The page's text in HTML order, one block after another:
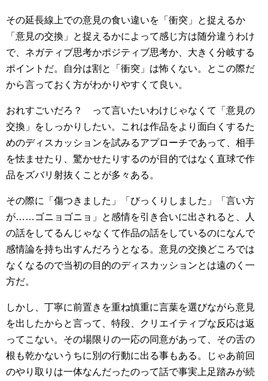
その延長線上での意見の食い違いを「衝突」と捉えるか
「意見の交換」と捉えるかによって感じ方は随分違うわけ
で、ネガティブ思考かポジティブ思考か、大きく分岐する
ポイントだ。自分は割と「衝突」は怖くない。とこの際だ
から言っておく方がわかりやすくて良い。
おれすごいだろ？ って言いたいわけじゃなくて「意見の
交換」をしっかりしたい。これは作品をより面白くするた
めのディスカッションを試みるアプローチであって、相手
を怯ませたり、驚かせたりするのが目的ではなく直球で作
品をズバリ射抜くことが多々ある。
その際に「傷つきました」「びっくりしました」「言い方
が……ゴニョゴニョ」と感情を引き合いに出されると、人
の話をしてるんじゃなくて作品の話をしているのになんで
感情論を持ち出すんだろうとなる。意見の交換どころでは
なくなるので当初の目的のディスカッションとは遠のく一
方だ。
しかし、丁寧に前置きを重ね慎重に言葉を選びながら意見
を出したからと言って、特段、クリエイティブな反応は返
ってこない。その場限りの一応の同意があって、その舌の
根も乾かないうちに別の行動に出る事もある。じゃあ前回
のやり取りは一体なんだったのって話で事実上足踏みが続